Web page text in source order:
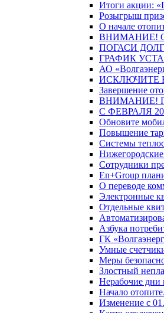
Итоги акции:
Розыгрыш
О начале
ВНИМАНИЕ!
ПОГАСИ
ГРАФИК
АО
ИСКЛЮЧИТЕ
Завершение
ВНИМАНИЕ!
С ФЕВРАЛЯ
Обновите
Повышение
Системы
Сотрудники
En+Group
О переводе
Электронные
Отдельные
Азбука
ГК
Умные
Меры
Злостный
Нерабочие
Начало
Изменение с